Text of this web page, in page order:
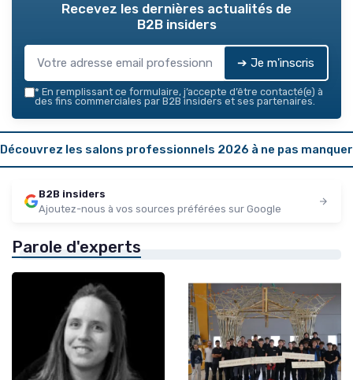
Recevez les dernières actualités de
B2B insiders
➔ Je m'inscris
* En remplissant ce formulaire, j’accepte d’être contacté(e) à
des fins commerciales par B2B insiders et ses partenaires.
Découvrez les salons professionnels 2026 à ne pas manquer
B2B insiders
Ajoutez-nous à vos sources préférées sur Google
Parole d'experts